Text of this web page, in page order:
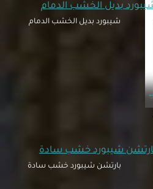
شيبورد بديل الخشب الدمام
بارتشن شيبورد خشب سادة